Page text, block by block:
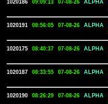
1020186 09:09:13 07-08-26 ALPHA
1020191 08:56:05 07-08-26 ALPHA
1020175 08:40:37 07-08-26 ALPHA
1020187 08:33:55 07-08-26 ALPHA
1020190 08:26:29 07-08-26 ALPHA